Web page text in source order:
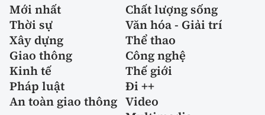
Mới nhất
Chất lượng sống
Thời sự
Văn hóa - Giải trí
Xây dựng
Thể thao
Giao thông
Công nghệ
Kinh tế
Thế giới
Pháp luật
Đi ++
An toàn giao thông Video